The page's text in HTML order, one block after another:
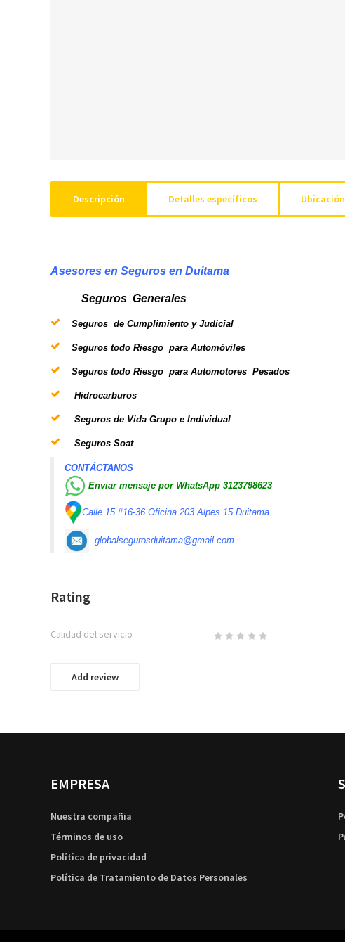
Descripción Detalles específicos Ubicación
Asesores en Seguros en Duitama
Seguros Generales
Seguros de Cumplimiento y Judicial
Seguros todo Riesgo para Automóviles
Seguros todo Riesgo para Automotores Pesados
Hidrocarburos
Seguros de Vida Grupo e Individual
Seguros Soat
CONTÁCTANOS
Enviar mensaje por WhatsApp 3123798623
Calle 15 #16-36 Oficina 203 Alpes 15 Duitama
globalsegurosduitama@gmail.com
Rating
Calidad del servicio
Add review
EMPRESA
Nuestra compañia
Términos de uso
Política de privacidad
Política de Tratamiento de Datos Personales